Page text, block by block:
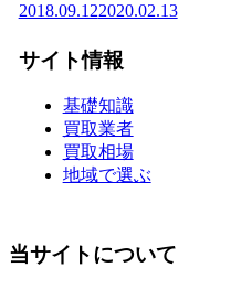
2018.09.122020.02.13
サイト情報
基礎知識
買取業者
買取相場
地域で選ぶ
当サイトについて